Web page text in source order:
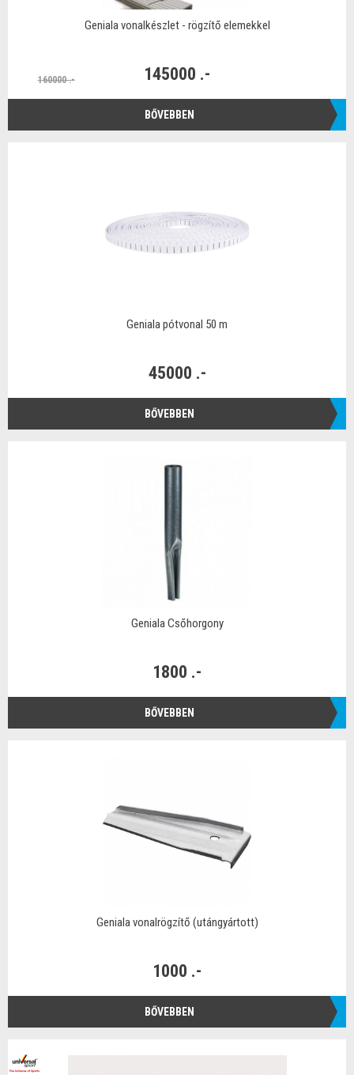
Geniala vonalkészlet - rögzítő elemekkel
160000 .- 145000 .-
BŐVEBBEN
Geniala pótvonal 50 m
45000 .-
BŐVEBBEN
Geniala Csőhorgony
1800 .-
BŐVEBBEN
Geniala vonalrögzítő (utángyártott)
1000 .-
BŐVEBBEN